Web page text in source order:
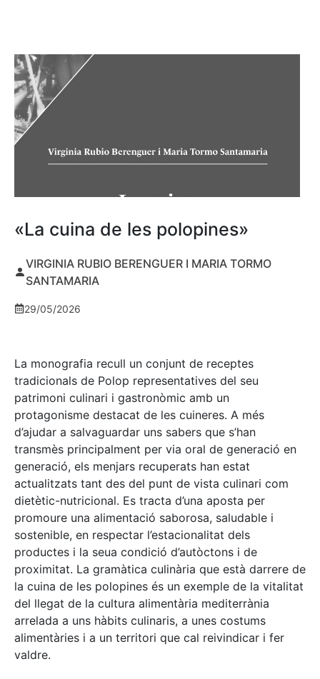
«La cuina de les polopines»
VIRGINIA RUBIO BERENGUER I MARIA TORMO
SANTAMARIA
29/05/2026
La monografia recull un conjunt de receptes
tradicionals de Polop representatives del seu
patrimoni culinari i gastronòmic amb un
protagonisme destacat de les cuineres. A més
d’ajudar a salvaguardar uns sabers que s’han
transmès principalment per via oral de generació en
generació, els menjars recuperats han estat
actualitzats tant des del punt de vista culinari com
dietètic-nutricional. Es tracta d’una aposta per
promoure una alimentació saborosa, saludable i
sostenible, en respectar l’estacionalitat dels
productes i la seua condició d’autòctons i de
proximitat. La gramàtica culinària que està darrere de
la cuina de les polopines és un exemple de la vitalitat
del llegat de la cultura alimentària mediterrània
arrelada a uns hàbits culinaris, a unes costums
alimentàries i a un territori que cal reivindicar i fer
valdre.